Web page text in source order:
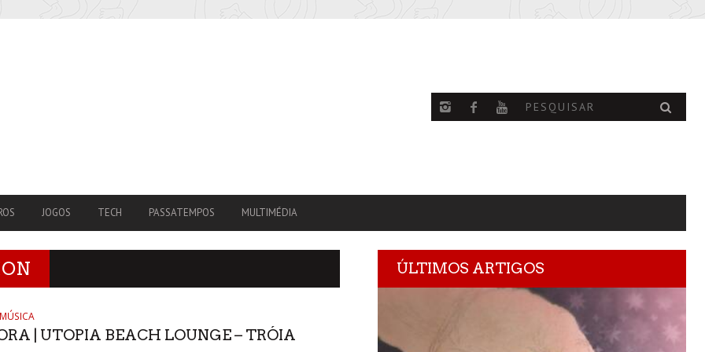
JOGOS TECH PASSATEMPOS MULTIMÉDIA
MÚSICA
| UTOPIA BEACH LOUNGE – TRÓIA
ÚLTIMOS ARTIGOS